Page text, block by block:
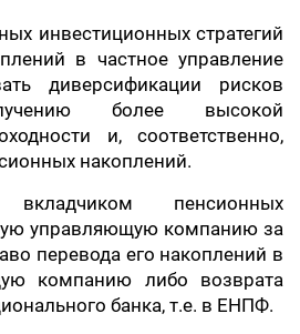
инвестиционных стратегий
в частное управление
диверсификации рисков
более высокой
и, соответственно,
накоплений.
пенсионных
управляющую компанию за
перевода его накоплений в
компанию либо возврата
банка, т.е. в ЕНПФ.